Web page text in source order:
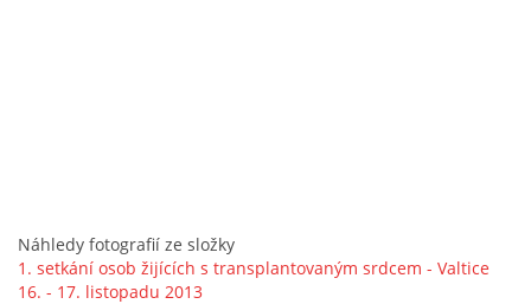
Náhledy fotografií ze složky
1. setkání osob žijících s transplantovaným srdcem - Valtice
16. - 17. listopadu 2013